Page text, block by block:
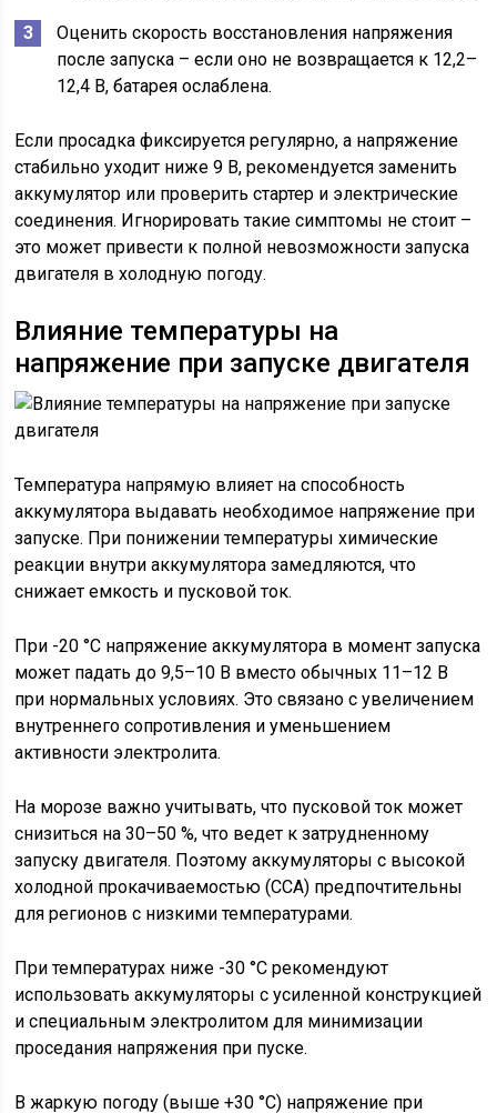
Оценить скорость восстановления напряжения
после запуска – если оно не возвращается к 12,2–
12,4 В, батарея ослаблена.
Если просадка фиксируется регулярно, а напряжение
стабильно уходит ниже 9 В, рекомендуется заменить
аккумулятор или проверить стартер и электрические
соединения. Игнорировать такие симптомы не стоит –
это может привести к полной невозможности запуска
двигателя в холодную погоду.
Влияние температуры на
напряжение при запуске двигателя
Температура напрямую влияет на способность
аккумулятора выдавать необходимое напряжение при
запуске. При понижении температуры химические
реакции внутри аккумулятора замедляются, что
снижает емкость и пусковой ток.
При -20 °C напряжение аккумулятора в момент запуска
может падать до 9,5–10 В вместо обычных 11–12 В
при нормальных условиях. Это связано с увеличением
внутреннего сопротивления и уменьшением
активности электролита.
На морозе важно учитывать, что пусковой ток может
снизиться на 30–50 %, что ведет к затрудненному
запуску двигателя. Поэтому аккумуляторы с высокой
холодной прокачиваемостью (CCA) предпочтительны
для регионов с низкими температурами.
При температурах ниже -30 °C рекомендуют
использовать аккумуляторы с усиленной конструкцией
и специальным электролитом для минимизации
проседания напряжения при пуске.
В жаркую погоду (выше +30 °C) напряжение при